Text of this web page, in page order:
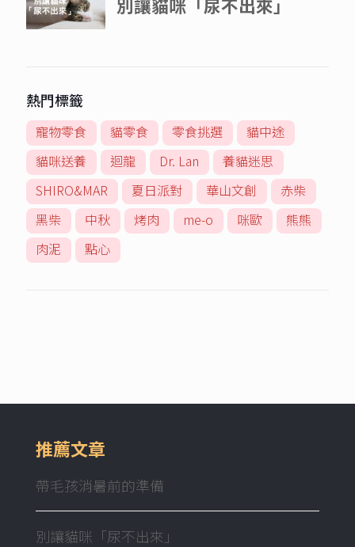
熱門標籤
寵物零食 貓零食 零食挑選
貓中途
貓咪送養
迴龍 Dr. Lan
養貓迷思
SHIRO&MAR
夏日派對 華山文創
赤柴
黑柴
中秋 烤肉 me-o 咪歐
熊熊
肉泥
點心
推薦文章
帶毛孩消暑前的準備
別讓貓咪「尿不出來」